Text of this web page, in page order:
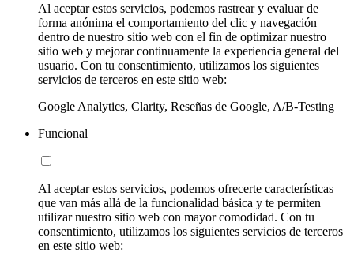
Al aceptar estos servicios, podemos rastrear y evaluar de
forma anónima el comportamiento del clic y navegación
dentro de nuestro sitio web con el fin de optimizar nuestro
sitio web y mejorar continuamente la experiencia general del
usuario. Con tu consentimiento, utilizamos los siguientes
servicios de terceros en este sitio web:
Google Analytics, Clarity, Reseñas de Google, A/B-Testing
Funcional
Al aceptar estos servicios, podemos ofrecerte características
que van más allá de la funcionalidad básica y te permiten
utilizar nuestro sitio web con mayor comodidad. Con tu
consentimiento, utilizamos los siguientes servicios de terceros
en este sitio web: